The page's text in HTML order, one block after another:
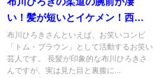
い！髪が短いとイケメン！西野
七瀬との関係！
布川ひろきさんといえば、お笑いコンビ
「トム・ブラウン」として活動するお笑い
芸人です。 長髪が印象的な布川ひろきさ
んですが、実は見た目と裏腹に...